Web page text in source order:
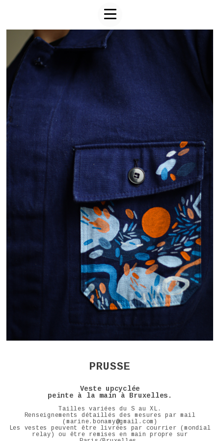
PRUSSE
Veste upcyclée
peinte à la main à Bruxelles.
Tailles variées du S au XL.
Renseignements détaillés des mesures par mail
(marine.bonamy@gmail.com)
Les vestes peuvent être livrées par courrier (mondial
relay) ou être remises en main propre sur